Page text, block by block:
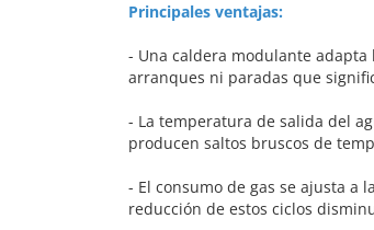
Principales ventajas:
- Una caldera modulante
arranques ni paradas que
- La temperatura de salida del
producen saltos bruscos de
- El consumo de gas se ajusta a
reducción de estos ciclos